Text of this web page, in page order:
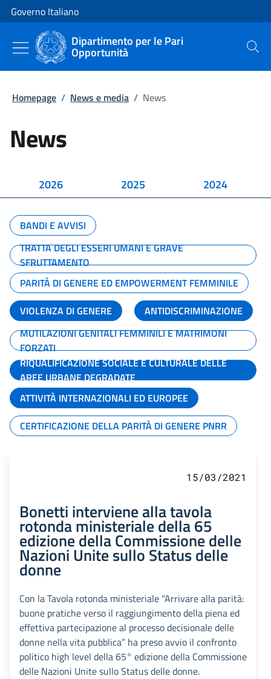
Vai al contenuto
Vai alla navigazione del sito
Governo Italiano
Dipartimento per le Pari
Opportunità Cerca
Homepage / News e media / News
News
2026 2025 2024
BANDI E AVVISI
TRATTA DEGLI ESSERI UMANI E GRAVE
SFRUTTAMENTO
PARITÀ DI GENERE ED EMPOWERMENT FEMMINILE
VIOLENZA DI GENERE
ANTIDISCRIMINAZIONE
MUTILAZIONI GENITALI FEMMINILI E MATRIMONI
FORZATI
RIQUALIFICAZIONE SOCIALE E CULTURALE DELLE
AREE URBANE DEGRADATE
ATTIVITÀ INTERNAZIONALI ED EUROPEE
CERTIFICAZIONE DELLA PARITÀ DI GENERE PNRR
15/03/2021
Bonetti interviene alla tavola
rotonda ministeriale della 65
edizione della Commissione delle
Nazioni Unite sullo Status delle
donne
Con la Tavola rotonda ministeriale “Arrivare alla parità:
buone pratiche verso il raggiungimento della piena ed
effettiva partecipazione al processo decisionale delle
donne nella vita pubblica” ha preso avvio il confronto
politico high level della 65° edizione della Commissione
delle Nazioni Unite sullo Status delle donne.